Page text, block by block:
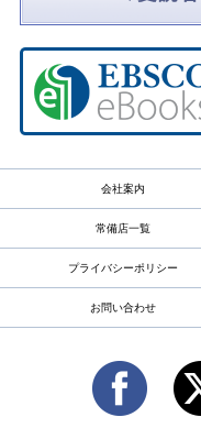
会社案内
常備店一覧
プライバシーポリシー
お問い合わせ